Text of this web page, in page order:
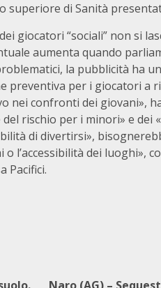
superiore di Sanità
giocatori “sociali” non si
aumenta quando
la pubblicità ha
preventiva per i giocatori a
confronti dei giovani»,
rischio per i minori» e dei
di divertirsi»,
l’accessibilità dei luoghi»,
Pacifici.